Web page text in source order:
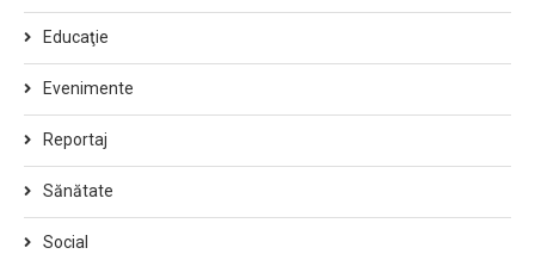
Educaţie
Evenimente
Reportaj
Sănătate
Social